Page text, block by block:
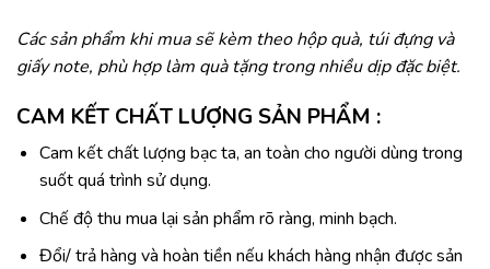
Các sản phẩm khi mua sẽ kèm theo hộp quà, túi đựng và
giấy note, phù hợp làm quà tặng trong nhiều dịp đặc biệt.
CAM KẾT CHẤT LƯỢNG SẢN PHẨM :
Cam kết chất lượng bạc ta, an toàn cho người dùng trong
suốt quá trình sử dụng.
Chế độ thu mua lại sản phẩm rõ ràng, minh bạch.
Đổi/ trả hàng và hoàn tiền nếu khách hàng nhận được sản